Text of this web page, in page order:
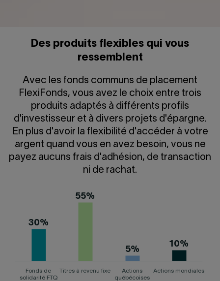
Des produits flexibles qui vous
ressemblent
Avec les fonds communs de placement
FlexiFonds, vous avez le choix entre trois
produits adaptés à différents profils
d'investisseur et à divers projets d'épargne.
En plus d'avoir la flexibilité d'accéder à votre
argent quand vous en avez besoin, vous ne
payez aucuns frais d'adhésion, de transaction
ni de rachat.
30%
55%
5%
10%
Fonds de
solidarité FTQ
Titres à revenu fixe
Actions
québécoises
Actions mondiales